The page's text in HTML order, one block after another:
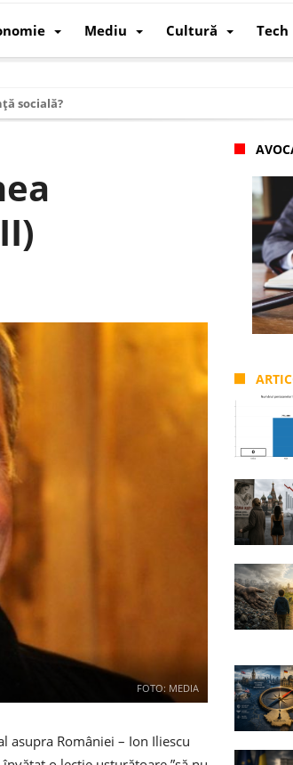
Mediu Cultură Tech
socială?
și rivalul economic al SUA
România o simte, nu o spune
– O analiză structurală a demografiei,
FOTO: MEDIA
asupra României – Ion Iliescu